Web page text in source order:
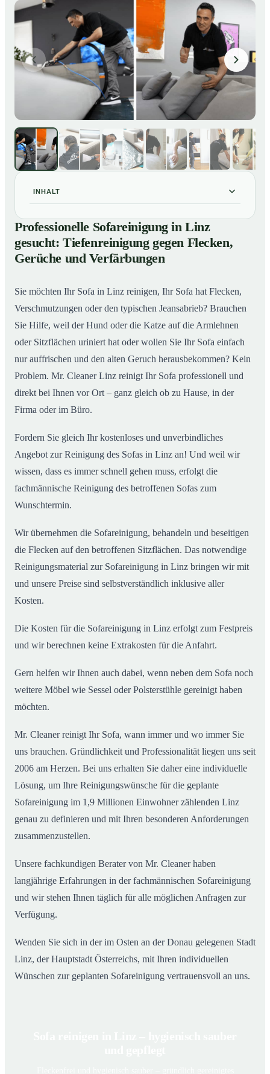
INHALT
01 Professionelle Sofareinigung in Linz gesucht:
Tiefenreinigung gegen Flecken, Gerüche und
Verfärbungen
02So wird Ihr Sofa in Linz wieder wie neu
Professionelle Sofareinigung in Linz
gesucht: Tiefenreinigung gegen Flecken,
Gerüche und Verfärbungen
Sie möchten Ihr Sofa in Linz reinigen, Ihr Sofa hat Flecken,
Verschmutzungen oder den typischen Jeansabrieb? Brauchen
Sie Hilfe, weil der Hund oder die Katze auf die Armlehnen
oder Sitzflächen uriniert hat oder wollen Sie Ihr Sofa einfach
nur auffrischen und den alten Geruch herausbekommen? Kein
Problem. Mr. Cleaner Linz reinigt Ihr Sofa professionell und
direkt bei Ihnen vor Ort – ganz gleich ob zu Hause, in der
Firma oder im Büro.
Fordern Sie gleich Ihr kostenloses und unverbindliches
Angebot zur Reinigung des Sofas in Linz an! Und weil wir
wissen, dass es immer schnell gehen muss, erfolgt die
fachmännische Reinigung des betroffenen Sofas zum
Wunschtermin.
Wir übernehmen die Sofareinigung, behandeln und beseitigen
die Flecken auf den betroffenen Sitzflächen. Das notwendige
Reinigungsmaterial zur Sofareinigung in Linz bringen wir mit
und unsere Preise sind selbstverständlich inklusive aller
Kosten.
Die Kosten für die Sofareinigung in Linz erfolgt zum Festpreis
und wir berechnen keine Extrakosten für die Anfahrt.
Gern helfen wir Ihnen auch dabei, wenn neben dem Sofa noch
weitere Möbel wie Sessel oder Polsterstühle gereinigt haben
möchten.
Mr. Cleaner reinigt Ihr Sofa, wann immer und wo immer Sie
uns brauchen. Gründlichkeit und Professionalität liegen uns seit
2006 am Herzen. Bei uns erhalten Sie daher eine individuelle
Lösung, um Ihre Reinigungswünsche für die geplante
Sofareinigung im 1,9 Millionen Einwohner zählenden Linz
genau zu definieren und mit Ihren besonderen Anforderungen
zusammenzustellen.
Unsere fachkundigen Berater von Mr. Cleaner haben
langjährige Erfahrungen in der fachmännischen Sofareinigung
und wir stehen Ihnen täglich für alle möglichen Anfragen zur
Verfügung.
Wenden Sie sich in der im Osten an der Donau gelegenen Stadt
Linz, der Hauptstadt Österreichs, mit Ihren individuellen
Wünschen zur geplanten Sofareinigung vertrauensvoll an uns.